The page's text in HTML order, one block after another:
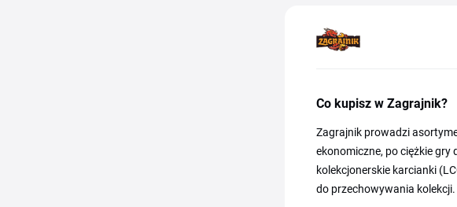
Co kupisz w Zagrajnik?
Zagrajnik prowadzi
ekonomiczne, po ciężkie
kolekcjonerskie karcianki
do przechowywania kolekcji.